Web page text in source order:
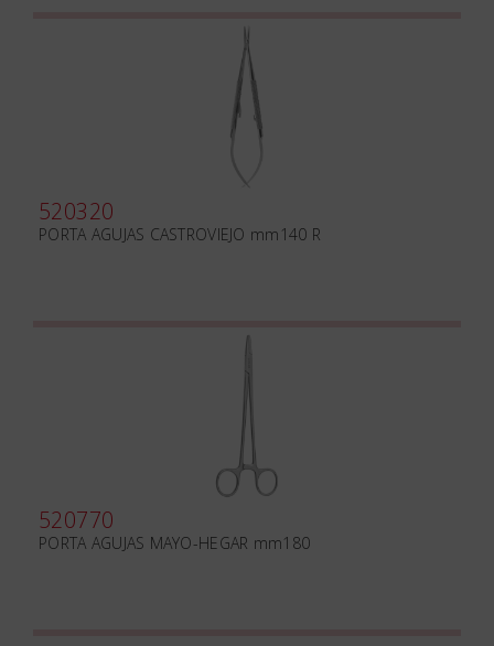
520320
PORTA AGUJAS CASTROVIEJO mm140 R
520770
PORTA AGUJAS MAYO-HEGAR mm180